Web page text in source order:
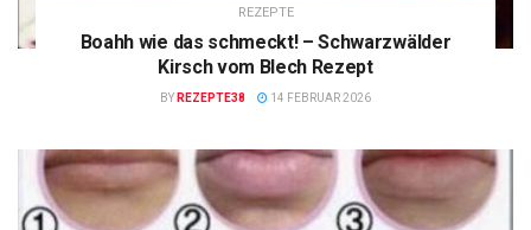
REZEPTE
Boahh wie das schmeckt! – Schwarzwälder
Kirsch vom Blech Rezept
BY REZEPTE38 14 FEBRUAR 2026